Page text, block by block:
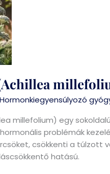
Hormonkiegyensúlyozó
millefolium) egy
problémák
csökkenti a túlzott
hatású.